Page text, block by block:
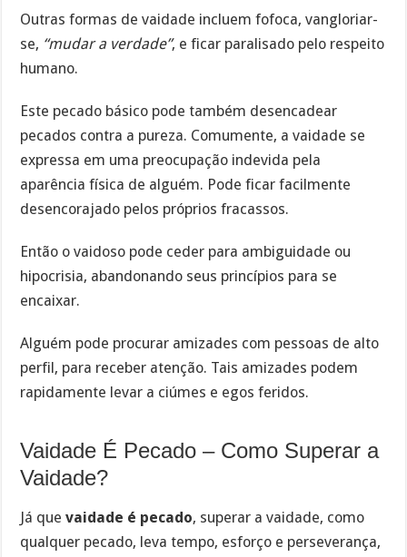
Outras formas de vaidade incluem fofoca, vangloriar-
se, “mudar a verdade”, e ficar paralisado pelo respeito
humano.
Este pecado básico pode também desencadear
pecados contra a pureza. Comumente, a vaidade se
expressa em uma preocupação indevida pela
aparência física de alguém. Pode ficar facilmente
desencorajado pelos próprios fracassos.
Então o vaidoso pode ceder para ambiguidade ou
hipocrisia, abandonando seus princípios para se
encaixar.
Alguém pode procurar amizades com pessoas de alto
perfil, para receber atenção. Tais amizades podem
rapidamente levar a ciúmes e egos feridos.
Vaidade É Pecado – Como Superar a
Vaidade?
Já quevaidade é pecado, superar a vaidade, como
qualquer pecado, leva tempo, esforço e perseverança,